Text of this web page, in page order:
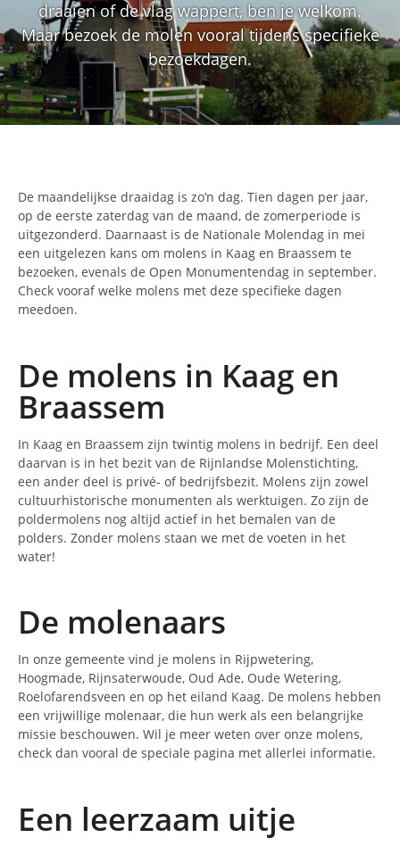
draaien of de vlag wappert, ben je welkom.
Maar bezoek de molen vooral tijdens specifieke
bezoekdagen.
De maandelijkse draaidag is zo’n dag. Tien dagen per jaar,
op de eerste zaterdag van de maand, de zomerperiode is
uitgezonderd. Daarnaast is de Nationale Molendag in mei
een uitgelezen kans om molens in Kaag en Braassem te
bezoeken, evenals de Open Monumentendag in september.
Check vooraf welke molens met deze specifieke dagen
meedoen.
De molens in Kaag en
Braassem
In Kaag en Braassem zijn twintig molens in bedrijf. Een deel
daarvan is in het bezit van de Rijnlandse Molenstichting,
een ander deel is privé- of bedrijfsbezit. Molens zijn zowel
cultuurhistorische monumenten als werktuigen. Zo zijn de
poldermolens nog altijd actief in het bemalen van de
polders. Zonder molens staan we met de voeten in het
water!
De molenaars
In onze gemeente vind je molens in Rijpwetering,
Hoogmade, Rijnsaterwoude, Oud Ade, Oude Wetering,
Roelofarendsveen en op het eiland Kaag. De molens hebben
een vrijwillige molenaar, die hun werk als een belangrijke
missie beschouwen. Wil je meer weten over onze molens,
check dan vooral de speciale pagina met allerlei informatie.
Een leerzaam uitje